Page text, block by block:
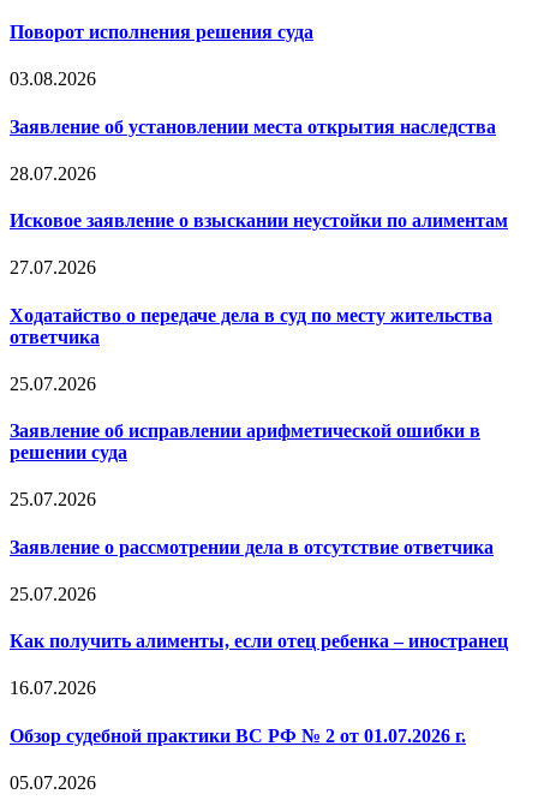
Поворот исполнения решения суда
03.08.2026
Заявление об установлении места открытия наследства
28.07.2026
Исковое заявление о взыскании неустойки по алиментам
27.07.2026
Ходатайство о передаче дела в суд по месту жительства
ответчика
25.07.2026
Заявление об исправлении арифметической ошибки в
решении суда
25.07.2026
Заявление о рассмотрении дела в отсутствие ответчика
25.07.2026
Как получить алименты, если отец ребенка – иностранец
16.07.2026
Обзор судебной практики ВС РФ № 2 от 01.07.2026 г.
05.07.2026